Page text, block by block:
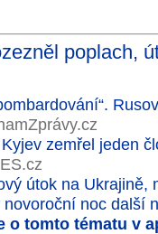
poplach,
zemřel jeden
útok na Ukrajině,
novoroční noc další
o tomto tématu v